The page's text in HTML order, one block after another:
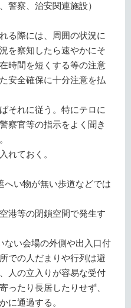
警察、治安関連施設）
る際には、周囲の状況に
を察知したら速やかにそ
時間を短くする等の注意
安全確保に十分注意を払
それに従う。特にテロに
察官等の指示をよく聞き
れておく。
へい物が無い歩道などでは
港等の閉鎖空間で発生す
ない会場の外側や出入口付
での人だまりや行列は避
人の立入りが容易な受付
ったり長居したりせず、
に通過する。